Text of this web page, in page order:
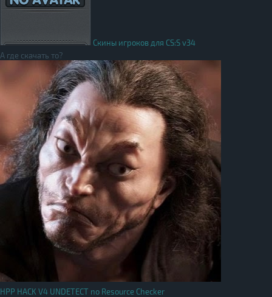
Скины игроков для CS:S v34
А где скачать то?
HPP HACK V4 UNDETECT no Resource Checker